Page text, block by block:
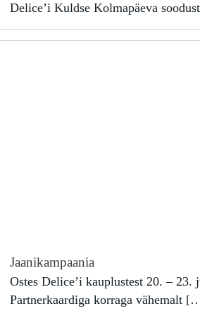
Delice’i Kuldse Kolmapäeva
jätkub 2026. aasta igal kolmapäeval.
Kõikidele […]
Jaanikampaania
Ostes Delice’i kauplustest 20. – 23.
Partnerkaardiga korraga vähemalt